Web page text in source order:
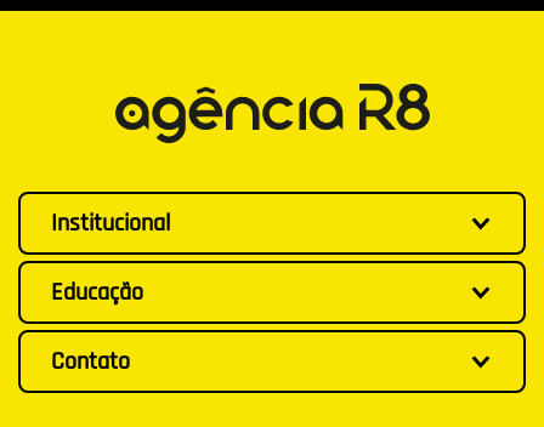
Institucional
Educação
Contato